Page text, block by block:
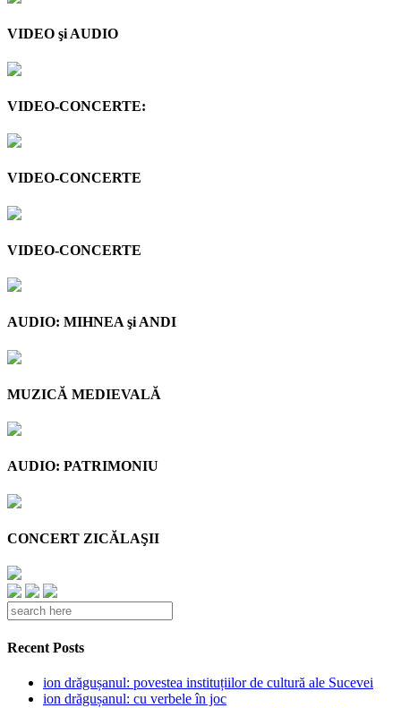
VIDEO şi AUDIO
VIDEO-CONCERTE:
VIDEO-CONCERTE
VIDEO-CONCERTE
AUDIO: MIHNEA şi ANDI
MUZICĂ MEDIEVALĂ
AUDIO: PATRIMONIU
CONCERT ZICĂLAŞII
Recent Posts
ion drăgușanul: povestea instituțiilor de cultură ale Sucevei
ion drăgușanul: cu verbele în joc